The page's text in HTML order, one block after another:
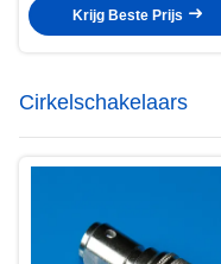
van de Speldelleboog
Krijg Beste Prijs
Cirkelschakelaars